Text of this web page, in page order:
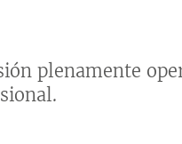
plenamente